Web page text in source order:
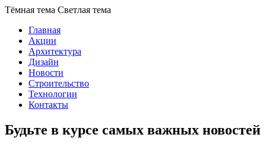
Тёмная тема Светлая тема
Главная
Акции
Архитектура
Дизайн
Новости
Строительство
Технологии
Контакты
Будьте в курсе самых важных новостей